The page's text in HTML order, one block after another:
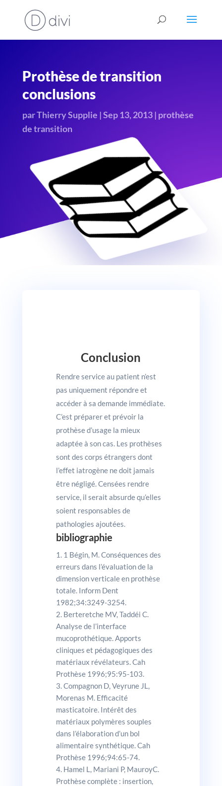
Prothèse de transition
conclusions
parThierry Supplie |Sep 13, 2013| prothèse
de transition
Conclusion
Rendre service au patient n’est
pas uniquement répondre et
accéder à sa demande immédiate.
C’est préparer et prévoir la
prothèse d’usage la mieux
adaptée à son cas. Les prothèses
sont des corps étrangers dont
l’effet iatrogène ne doit jamais
être négligé. Censées rendre
service, il serait absurde qu’elles
soient responsables de
pathologies ajoutées.
bibliographie
1 Bégin, M. Conséquences des
erreurs dans l’évaluation de la
dimension verticale en prothèse
totale. Inform Dent
1982;34:3249-3254.
Berteretche MV, Taddéi C.
Analyse de l’interface
mucoprothétique. Apports
cliniques et pédagogiques des
matériaux révélateurs. Cah
Prothèse 1996;95:95-103.
Compagnon D, Veyrune JL,
Morenas M. Effi­cacité
masticatoire. Intérêt des
matériaux polymères souples
dans l’élaboration d’un bol
alimentaire syn­thétique. Cah
Prothèse 1996;94:65-74.
Hamel L, Mariani P, MauroyC.
Prothèse com­plète : insertion,